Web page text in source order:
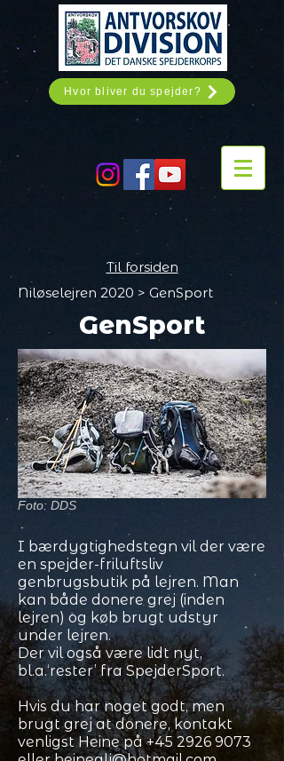
Hvor bliver du spejder?
Til forsiden
Niløselejren 2020 > GenSport
GenSport
Foto: DDS
I bærdygtighedstegn vil der være
en spejder-friluftsliv
genbrugsbutik på lejren. Man
kan både donere grej (inden
lejren) og køb brugt udstyr
under lejren.
Der vil også være lidt nyt,
bl.a.‘rester’ fra SpejderSport.
Hvis du har noget godt, men
brugt grej at donere, kontakt
venligst Heine på+45 2926 9073